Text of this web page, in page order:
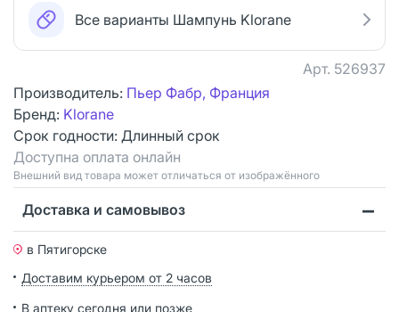
Все варианты Шампунь Klorane
Арт. 526937
Производитель: Пьер Фабр, Франция
Бренд: Klorane
Срок годности: Длинный срок
Доступна оплата онлайн
Bнешний вид товара может отличаться от изображённого
Доставка и самовывоз
в Пятигорске
Доставим курьером от 2 часов
В аптеку сегодня или позже